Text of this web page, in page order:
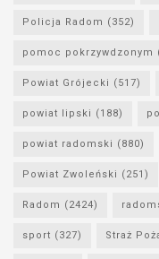
Policja Radom (352)
pomoc pokrzywdzonym
Powiat Grójecki (517)
powiat lipski (188)
powiat radomski (880)
Powiat Zwoleński (251)
Radom (2424)
sport (327) Straż